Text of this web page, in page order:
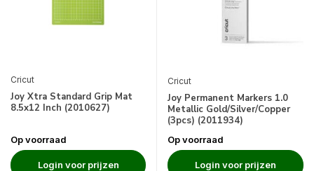
Cricut
Joy Xtra Standard Grip Mat
8.5x12 Inch (2010627)
Op voorraad
Login voor prijzen
Cricut
Joy Permanent Markers 1.0
Metallic Gold/Silver/Copper
(3pcs) (2011934)
Op voorraad
Login voor prijzen